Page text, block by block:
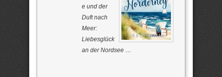
e und der
Duft nach
Meer:
Liebesglück
an der Nordsee …